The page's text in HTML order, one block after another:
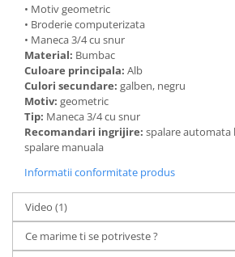
• Motiv geometric
• Broderie computerizata
• Maneca 3/4 cu snur
Material: Bumbac
Culoare principala: Alb
Culori secundare: galben, negru
Motiv: geometric
Tip: Maneca 3/4 cu snur
Recomandari ingrijire: spalare automata
spalare manuala
Informatii conformitate produs
Video (1)
Ce marime ti se potriveste ?